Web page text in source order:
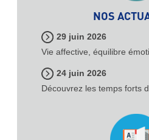
NOS
29 juin 2026
Vie affective, équilibre
24 juin 2026
Découvrez les temps forts